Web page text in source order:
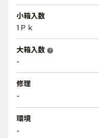
小箱入数
1Ｐｋ
大箱入数 help
-
修理
-
環境
-